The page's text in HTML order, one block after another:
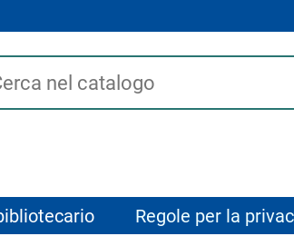
su "Catalogo"
Regole per la